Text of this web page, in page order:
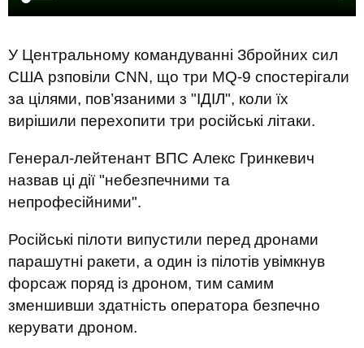
У Центральному командуванні Збройних сил
США рзповіли CNN, що три MQ-9 спостерігали
за цілями, пов’язаними з "ІДІЛ", коли їх
вирішили перехопити три російські літаки.
Генерал-лейтенант ВПС Алекс Гринкевич
назвав ці дії "небезпечними та
непрофесійними".
Російські пілоти випустили перед дронами
парашутні ракети, а один із пілотів увімкнув
форсаж поряд із дроном, тим самим
зменшивши здатність оператора безпечно
керувати дроном.